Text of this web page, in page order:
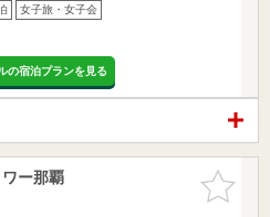
女子旅・女子会
の宿泊プランを見る
お気に入
りに追加
ー那覇